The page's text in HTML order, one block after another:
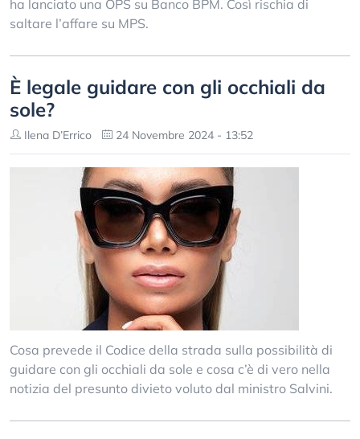
ha lanciato una OPS su Banco BPM. Così rischia di
saltare l’affare su MPS.
È legale guidare con gli occhiali da
sole?
Ilena D’Errico 24 Novembre 2024 - 13:52
Cosa prevede il Codice della strada sulla possibilità di
guidare con gli occhiali da sole e cosa c’è di vero nella
notizia del presunto divieto voluto dal ministro Salvini.